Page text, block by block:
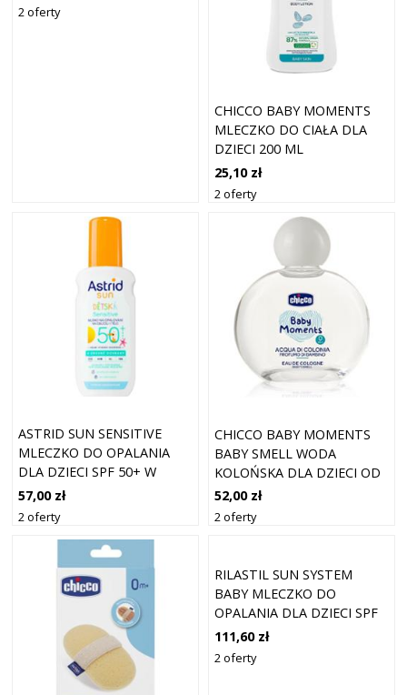
2 oferty
CHICCO BABY MOMENTS
MLECZKO DO CIAŁA DLA
DZIECI 200 ML
25,10 zł
2 oferty
ASTRID SUN SENSITIVE
MLECZKO DO OPALANIA
DLA DZIECI SPF 50+ W
SPRAYU 150 ML
57,00 zł
2 oferty
CHICCO BABY MOMENTS
BABY SMELL WODA
KOLOŃSKA DLA DZIECI OD
URODZENIA 100 ML
52,00 zł
2 oferty
RILASTIL SUN SYSTEM
BABY MLECZKO DO
OPALANIA DLA DZIECI SPF
50+ 200 ML
111,60 zł
2 oferty